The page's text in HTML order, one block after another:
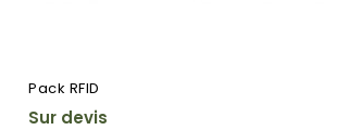
Pack RFID
Sur devis